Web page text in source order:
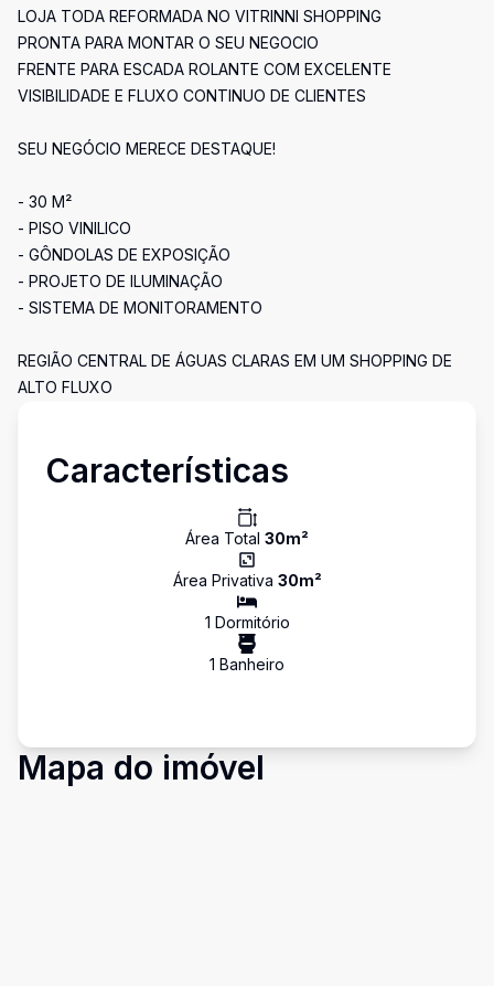
LOJA TODA REFORMADA NO VITRINNI SHOPPING
PRONTA PARA MONTAR O SEU NEGOCIO
FRENTE PARA ESCADA ROLANTE COM EXCELENTE
VISIBILIDADE E FLUXO CONTINUO DE CLIENTES
SEU NEGÓCIO MERECE DESTAQUE!
- 30 M²
- PISO VINILICO
- GÔNDOLAS DE EXPOSIÇÃO
- PROJETO DE ILUMINAÇÃO
- SISTEMA DE MONITORAMENTO
REGIÃO CENTRAL DE ÁGUAS CLARAS EM UM SHOPPING DE
ALTO FLUXO
Características
Área Total 30m²
Área Privativa 30m²
1 Dormitório
1 Banheiro
Mapa do imóvel